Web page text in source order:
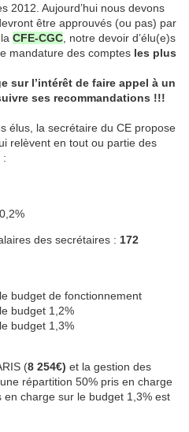
2012. Aujourd’hui nous devons
être approuvés (ou pas) par
CFE-CGC , notre devoir d’élu(e)s
mandature des comptes les plus
sur l’intérêt de faire appel à un
ses recommandations !!!
élus, la secrétaire du CE propose
relèvent en tout ou partie des
:
des secrétaires : 172
budget de fonctionnement
budget 1,2%
budget 1,3%
(8 254€) et la gestion des
une répartition 50% pris en charge
charge sur le budget 1,3% est